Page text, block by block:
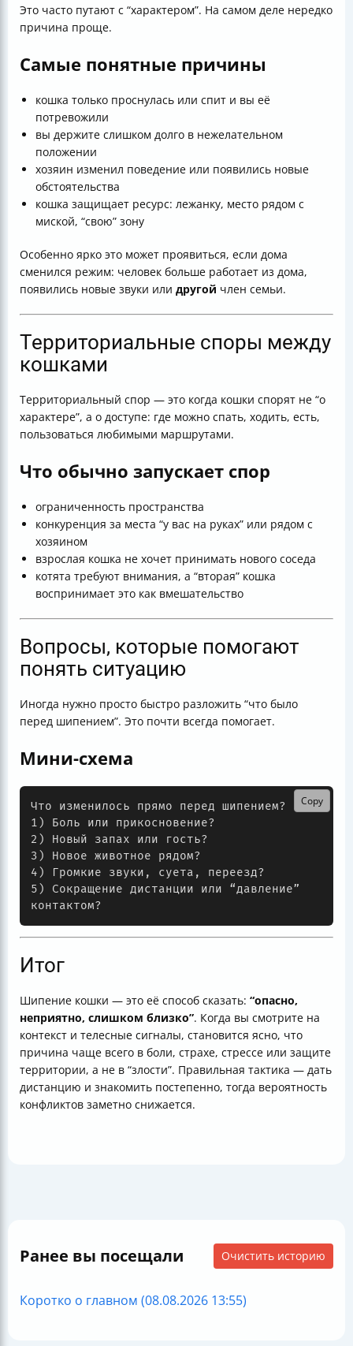
Это часто путают с “характером”. На самом деле нередко
причина проще.
Самые понятные причины
кошка только проснулась или спит и вы её
потревожили
вы держите слишком долго в нежелательном
положении
хозяин изменил поведение или появились новые
обстоятельства
кошка защищает ресурс: лежанку, место рядом с
миской, “свою” зону
Особенно ярко это может проявиться, если дома
сменился режим: человек больше работает из дома,
появились новые звуки или другой член семьи.
Территориальные споры между
кошками
Территориальный спор — это когда кошки спорят не “о
характере”, а о доступе: где можно спать, ходить, есть,
пользоваться любимыми маршрутами.
Что обычно запускает спор
ограниченность пространства
конкуренция за места “у вас на руках” или рядом с
хозяином
взрослая кошка не хочет принимать нового соседа
котята требуют внимания, а “вторая” кошка
воспринимает это как вмешательство
Вопросы, которые помогают
понять ситуацию
Иногда нужно просто быстро разложить “что было
перед шипением”. Это почти всегда помогает.
Мини-схема
Что изменилось прямо перед шипением?
1) Боль или прикосновение?
2) Новый запах или гость?
3) Новое животное рядом?
4) Громкие звуки, суета, переезд?
5) Сокращение дистанции или “давление”
Copy
Итог
Шипение кошки — это её способ сказать: “опасно,
неприятно, слишком близко”. Когда вы смотрите на
контекст и телесные сигналы, становится ясно, что
причина чаще всего в боли, страхе, стрессe или защите
территории, а не в “злости”. Правильная тактика — дать
дистанцию и знакомить постепенно, тогда вероятность
конфликтов заметно снижается.
Ранее вы посещали Очистить историю
Коротко о главном (08.08.2026 13:55)